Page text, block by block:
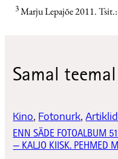
3Marju Lepajõe 2011.
Samal teemal
Kino, Fotonurk, Artiklid
ENN SÄDE FOTOALBUM
— KALJO KIISK. PEHMED